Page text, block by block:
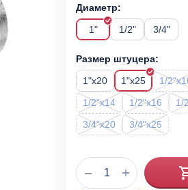
Диаметр:
1"
1/2" 3/4"
Размер штуцера:
1"x20
1"x25 1/
1/2"x14
1/2"x16 1/
3/4"x20
3/4"x25
+
−